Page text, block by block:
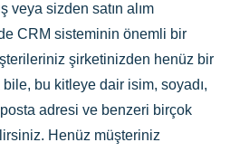
veya sizden satın alım
CRM sisteminin önemli bir
şirketinizden henüz bir
bile, bu kitleye dair isim, soyadı,
adresi ve benzeri birçok
Henüz müşteriniz